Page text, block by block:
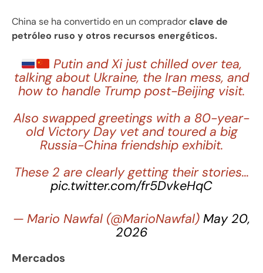
China se ha convertido en un compradorclave de
petróleo ruso y otros recursos energéticos.
Putin and Xi just chilled over tea,
talking about Ukraine, the Iran mess, and
how to handle Trump post-Beijing visit.
Also swapped greetings with a 80-year-
old Victory Day vet and toured a big
Russia-China friendship exhibit.
These 2 are clearly getting their stories…
pic.twitter.com/fr5DvkeHqC
— Mario Nawfal (@MarioNawfal) May 20,
2026
Mercados